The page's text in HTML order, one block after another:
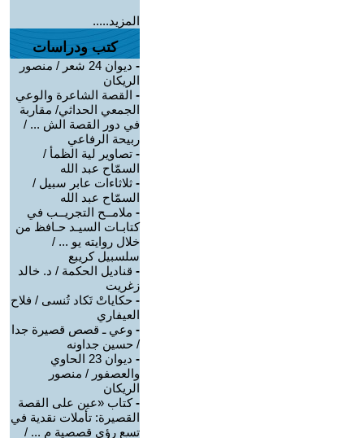
المزيد.....
كتب ودراسات
-
ديوان 24 شعر / منصور
الريكان
- القصة الشاعرة والوعي
الجمعي الحداثي/ مقاربة
في دور القصة الش ... /
ربيحة الرفاعي
- تصاوير لية الظمأ /
السمّاح عبد الله
- ثلاثاءات عابر سبيل /
السمّاح عبد الله
- ملامــح التجريــب في
كتابـات السيـد حـافظ من
خلال روايته يو ... /
سلسبيل كريبع
- قناديل الحكمة / د. خالد
زغريت
- حكاياتْ تَكاد تُنسى / فلاح
العيفاري
- وعي ـ قصص قصيرة جدا
/ حسين جداونه
-
ديوان 23 الحاوي
والعصفور / منصور
الريكان
-كتاب «عين على القصة
القصيرة: تأملات نقدية في
تسع رؤى قصصية م ... /